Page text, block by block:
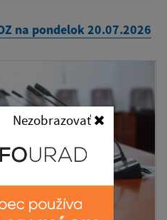
Nezobrazovať
na pondelok 20.07.2026